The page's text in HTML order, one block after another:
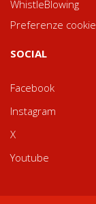
WhistleBlowing
Preferenze cookie
SOCIAL
Facebook
Instagram
X
Youtube